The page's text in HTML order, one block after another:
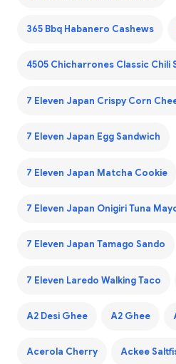
365 Bbq Habanero Cashews
4505 Chicharrones Classic Chili
7 Eleven Japan Crispy Corn
7 Eleven Japan Egg Sandwich
7 Eleven Japan Matcha Cookie
7 Eleven Japan Onigiri Tuna
7 Eleven Japan Tamago Sando
7 Eleven Laredo Walking Taco
A2 Desi Ghee A2 Ghee
Acerola Cherry Ackee